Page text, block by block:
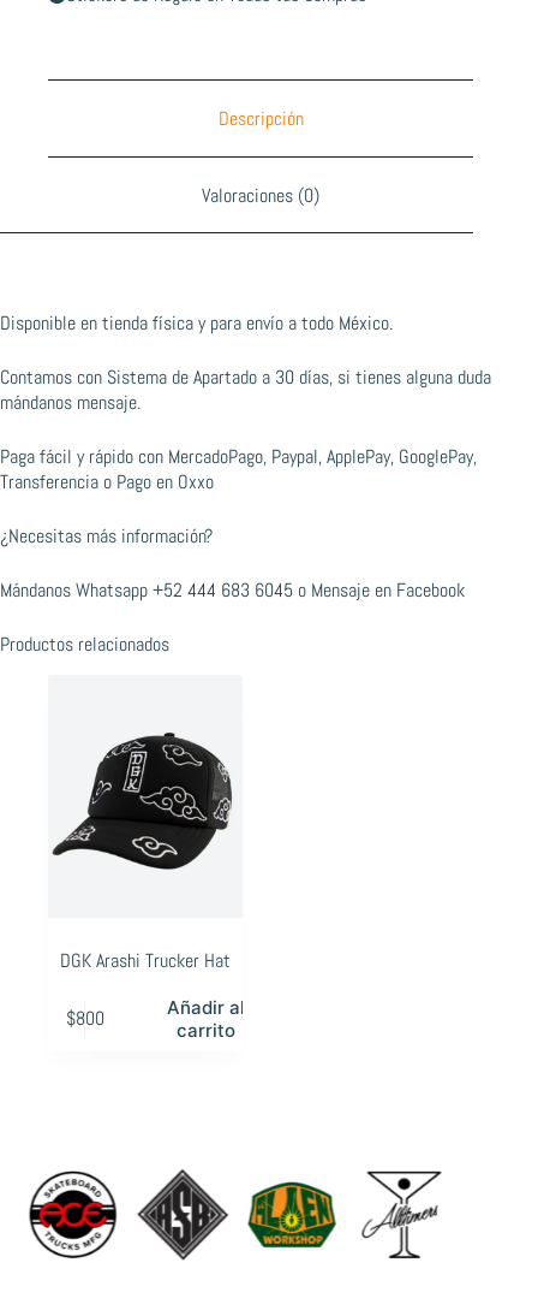
Descripción
Valoraciones (0)
Disponible en tienda física y para envío a todo México.
Contamos con Sistema de Apartado a 30 días, si tienes alguna duda
mándanos mensaje.
Paga fácil y rápido con MercadoPago, Paypal, ApplePay, GooglePay,
Transferencia o Pago en Oxxo
¿Necesitas más información?
Mándanos Whatsapp+52 444 683 6045 o Mensaje en Facebook
Productos relacionados
DGK Arashi Trucker Hat
$800
Añadir al
carrito